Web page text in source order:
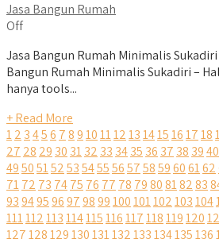
Jasa Bangun Rumah
Off
Jasa Bangun Rumah Minimalis Sukadiri
Bangun Rumah Minimalis Sukadiri –
hanya tools...
+ Read More
12 3456 789101112131415161718
27 28 29 30 3132 33 3435 36 37 38 3940
4950515253545556575859606162
7172 73 7475 76 77 78 7980818283
93949596979899100101102103104
111112113114115116117118119120
127128129130131132133134135136